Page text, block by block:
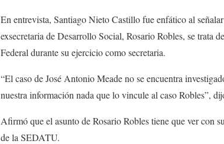
En entrevista, Santiago Nieto Castillo fue enfático al
exsecretaria de Desarrollo Social, Rosario Robles, se trata
Federal durante su ejercicio como secretaria.
“El caso de José Antonio Meade no se encuentra
nuestra información nada que lo vincule al caso Robles”,
Afirmó que el asunto de Rosario Robles tiene que ver con
de la SEDATU.